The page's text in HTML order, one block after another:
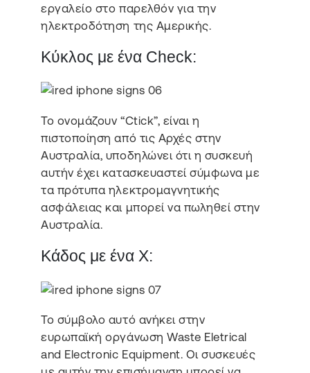
εργαλείο στο παρελθόν για την
ηλεκτροδότηση της Αμερικής.
Κύκλος με ένα Check:
Το ονομάζουν “Ctick”, είναι η
πιστοποίηση από τις Αρχές στην
Αυστραλία, υποδηλώνει ότι η συσκευή
αυτήν έχει κατασκευαστεί σύμφωνα με
τα πρότυπα ηλεκτρομαγνητικής
ασφάλειας και μπορεί να πωληθεί στην
Αυστραλία.
Κάδος με ένα X:
Το σύμβολο αυτό ανήκει στην
ευρωπαϊκή οργάνωση Waste Eletrical
and Electronic Equipment. Οι συσκευές